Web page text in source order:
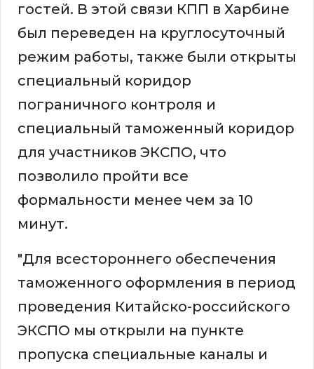
гостей. В этой связи КПП в Харбине
был переведен на круглосуточный
режим работы, также были открыты
специальный коридор
пограничного контроля и
специальный таможенный коридор
для участников ЭКСПО, что
позволило пройти все
формальности менее чем за 10
минут.
"Для всестороннего обеспечения
таможенного оформления в период
проведения Китайско-российского
ЭКСПО мы открыли на пункте
пропуска специальные каналы и